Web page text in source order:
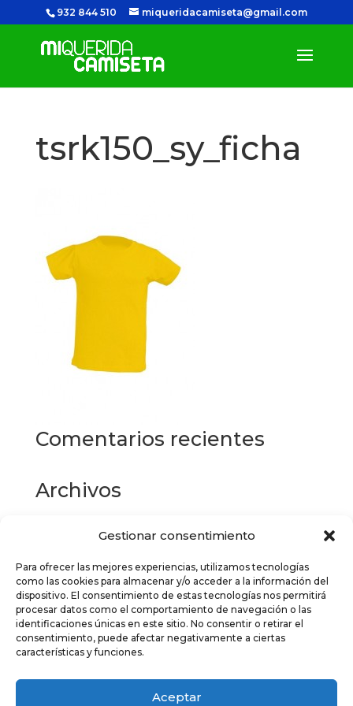
Gestionar consentimiento
Para ofrecer las mejores experiencias, utilizamos tecnologías
como las cookies para almacenar y/o acceder a la información del
dispositivo. El consentimiento de estas tecnologías nos permitirá
procesar datos como el comportamiento de navegación o las
identificaciones únicas en este sitio. No consentir o retirar el
consentimiento, puede afectar negativamente a ciertas
características y funciones.
Aceptar
932 844 510 miqueridacamiseta@gmail.com
tsrk150_sy_ficha
Comentarios recientes
Archivos
Categorías
No hay categorías
Meta
Acceder
Feed de entradas
Feed de comentarios